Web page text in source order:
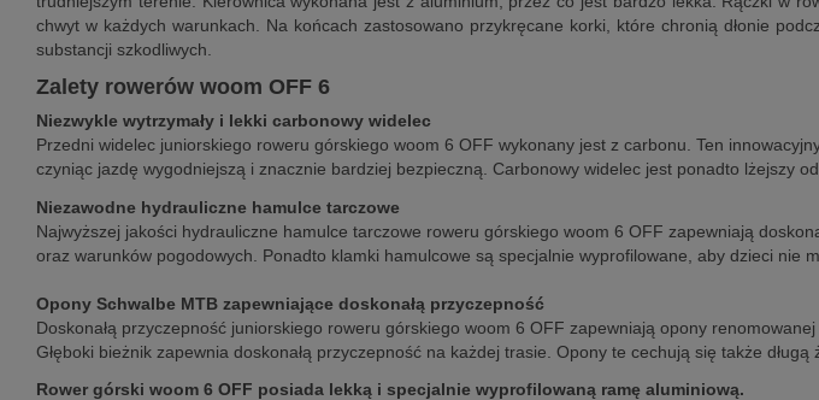
chwyt w każdych warunkach. Na końcach zastosowano przykręcane korki, które chronią dłonie
substancji szkodliwych.
Zalety rowerów woom OFF 6
Niezwykle wytrzymały i lekki carbonowy widelec
Przedni widelec juniorskiego roweru górskiego woom 6 OFF wykonany jest z carbonu. Ten
czyniąc jazdę wygodniejszą i znacznie bardziej bezpieczną. Carbonowy widelec jest ponadto lżejszy
Niezawodne hydrauliczne hamulce tarczowe
Najwyższej jakości hydrauliczne hamulce tarczowe roweru górskiego woom 6 OFF zapewniają
oraz warunków pogodowych. Ponadto klamki hamulcowe są specjalnie wyprofilowane, aby dzieci nie
Opony Schwalbe MTB zapewniające doskonałą przyczepność
Doskonałą przyczepność juniorskiego roweru górskiego woom 6 OFF zapewniają opony
Głęboki bieżnik zapewnia doskonałą przyczepność na każdej trasie. Opony te cechują się także
Rower górski woom 6 OFF posiada lekką i specjalnie wyprofilowaną ramę aluminiową.